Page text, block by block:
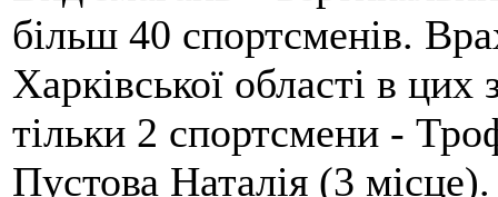
більш 40 спортсменів.
Харківської області в
тільки 2 спортсмени -
Пустова Наталія (3 місце).